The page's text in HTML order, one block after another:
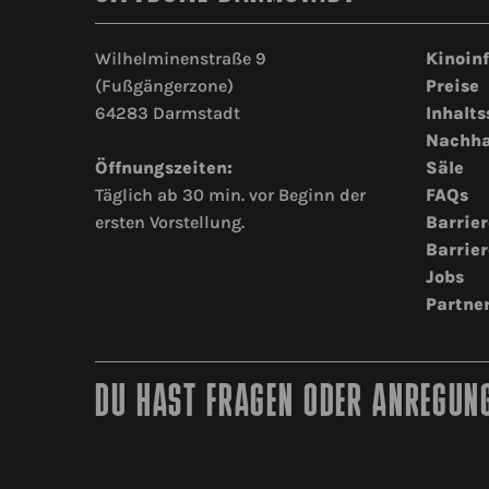
Wilhelminenstraße 9
(Fußgängerzone)
64283 Darmstadt
Öffnungszeiten:
Täglich ab 30 min. vor Beginn der
ersten Vorstellung.
Preise
Säle
FAQs
Jobs
DU HAST FRAGEN ODER